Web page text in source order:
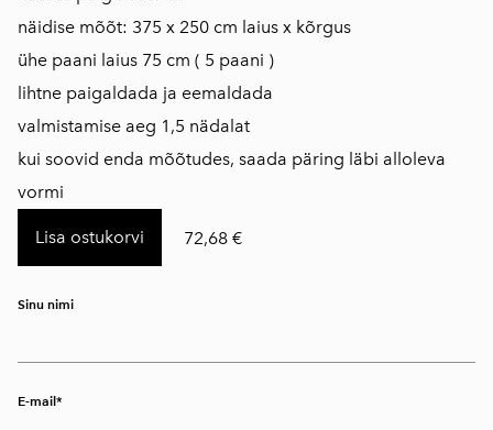
näidise mõõt: 375 x 250 cm laius x kõrgus
ühe paani laius 75 cm ( 5 paani )
lihtne paigaldada ja eemaldada
valmistamise aeg 1,5 nädalat
kui soovid enda mõõtudes, saada päring läbi alloleva
vormi
Lisa ostukorvi 72,68 €
Sinu nimi
E-mail